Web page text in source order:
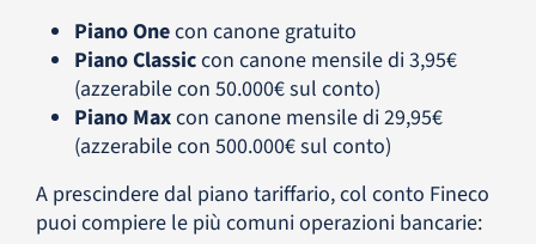
Piano Onecon canone gratuito
Piano Classiccon canone mensile di 3,95€
(azzerabile con 50.000€ sul conto)
Piano Maxcon canone mensile di 29,95€
(azzerabile con 500.000€ sul conto)
A prescindere dal piano tariffario, col conto Fineco
puoi compiere le più comuni operazioni bancarie: